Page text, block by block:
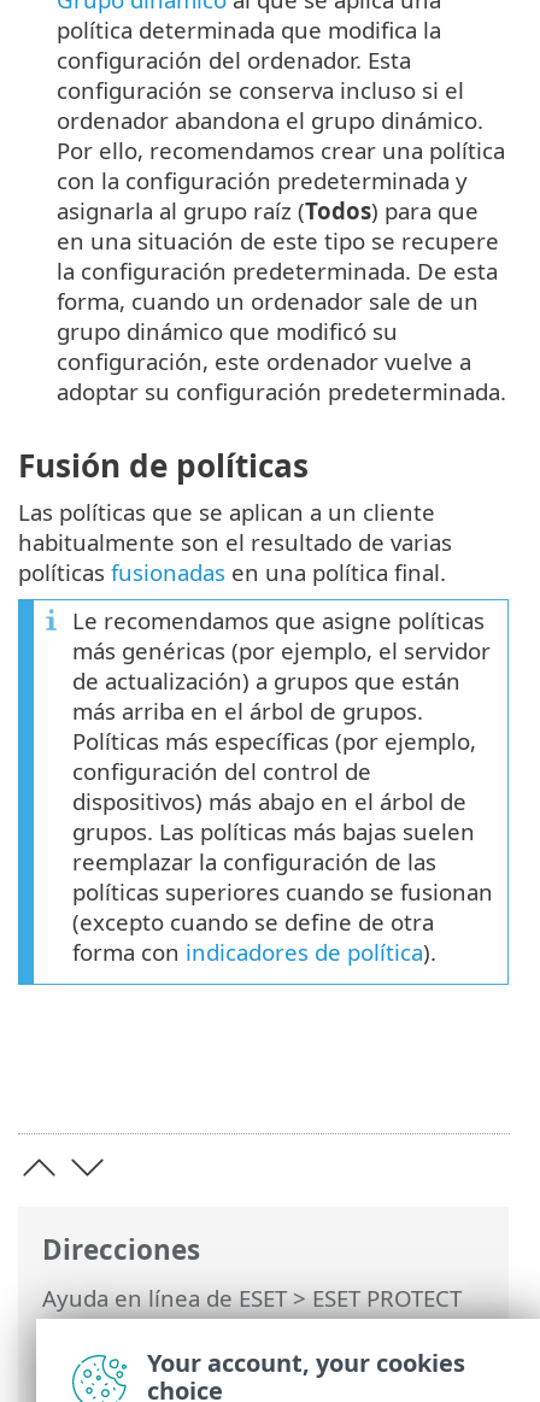
Direcciones
Ayuda en línea de ESET>ESET PROTECT
On-Prem>Utilización de ESET PROTECT
On-Prem
>ESET PROTECT On-Prem Menú
principal
> Políticas
política determinada que modifica la
configuración del ordenador. Esta
configuración se conserva incluso si el
ordenador abandona el grupo dinámico.
Por ello, recomendamos crear una política
con la configuración predeterminada y
asignarla al grupo raíz (Todos) para que
en una situación de este tipo se recupere
la configuración predeterminada. De esta
forma, cuando un ordenador sale de un
grupo dinámico que modificó su
configuración, este ordenador vuelve a
adoptar su configuración predeterminada.
Fusión de políticas
Las políticas que se aplican a un cliente
habitualmente son el resultado de varias
políticas fusionadas en una política final.
Le recomendamos que asigne políticas
más genéricas (por ejemplo, el servidor
de actualización) a grupos que están
más arriba en el árbol de grupos.
Políticas más específicas (por ejemplo,
configuración del control de
dispositivos) más abajo en el árbol de
grupos. Las políticas más bajas suelen
reemplazar la configuración de las
políticas superiores cuando se fusionan
(excepto cuando se define de otra
forma con indicadores de política).
Your account, your cookies
choice